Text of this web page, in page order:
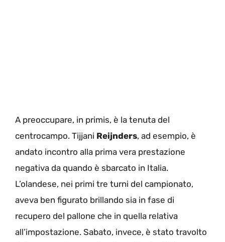
A preoccupare, in primis, è la tenuta del
centrocampo. Tijjani Reijnders, ad esempio, è
andato incontro alla prima vera prestazione
negativa da quando è sbarcato in Italia.
L’olandese, nei primi tre turni del campionato,
aveva ben figurato brillando sia in fase di
recupero del pallone che in quella relativa
all’impostazione. Sabato, invece, è stato travolto